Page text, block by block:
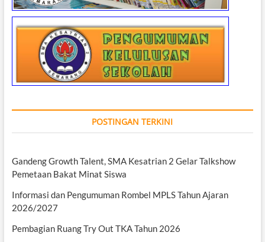
POSTINGAN TERKINI
Gandeng Growth Talent, SMA Kesatrian 2 Gelar Talkshow
Pemetaan Bakat Minat Siswa
Informasi dan Pengumuman Rombel MPLS Tahun Ajaran
2026/2027
Pembagian Ruang Try Out TKA Tahun 2026